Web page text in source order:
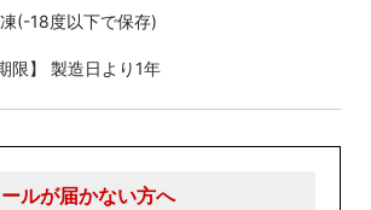
(-18度以下で保存)
限】 製造日より1年
ルが届かない方へ